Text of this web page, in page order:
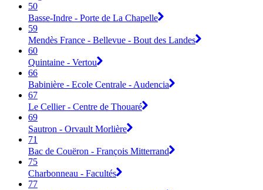
50
Basse-Indre - Porte de La Chapelle
59
Mendès France - Bellevue - Bout des Landes
60
Quintaine - Vertou
66
Babinière - Ecole Centrale - Audencia
67
Le Cellier - Centre de Thouaré
69
Sautron - Orvault Morlière
71
Bac de Couëron - François Mitterrand
75
Charbonneau - Facultés
77